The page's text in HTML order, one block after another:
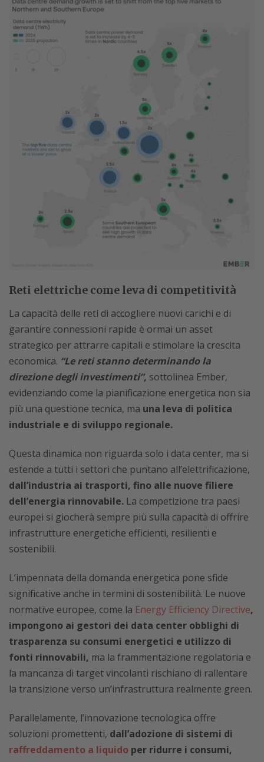
Reti elettriche come leva di competitività
La capacità delle reti di accogliere nuovi carichi e di
garantire connessioni rapide è ormai un asset
strategico per attrarre capitali e stimolare la crescita
economica. “Le reti stanno determinando la
direzione degli investimenti”, sottolinea Ember,
evidenziando come la pianificazione energetica non sia
più una questione tecnica, ma una leva di politica
industriale e di sviluppo regionale.
Questa dinamica non riguarda solo i data center, ma si
estende a tutti i settori che puntano all’elettrificazione,
dall’industria ai trasporti, fino alle nuove filiere
dell’energia rinnovabile. La competizione tra paesi
europei si giocherà sempre più sulla capacità di offrire
infrastrutture energetiche efficienti, resilienti e
sostenibili.
L’impennata della domanda energetica pone sfide
significative anche in termini di sostenibilità. Le nuove
normative europee, come la Energy Efficiency Directive,
impongono ai gestori dei data center obblighi di
trasparenza su consumi energetici e utilizzo di
fonti rinnovabili, ma la frammentazione regolatoria e
la mancanza di target vincolanti rischiano di rallentare
la transizione verso un’infrastruttura realmente green.
Parallelamente, l’innovazione tecnologica offre
soluzioni promettenti, dall’adozione di sistemi di
raffreddamento a liquido per ridurre i consumi,